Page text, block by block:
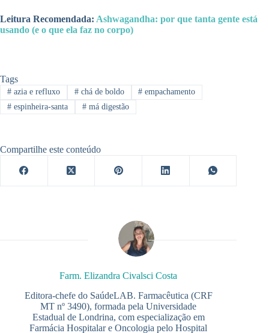
Leitura Recomendada: Ashwagandha: por que tanta gente está
usando (e o que ela faz no corpo)
Tags
#azia e refluxo #chá de boldo # empachamento
#espinheira-santa #má digestão
Compartilhe este conteúdo
Farm. Elizandra Civalsci Costa
Editora-chefe do SaúdeLAB. Farmacêutica (CRF
MT nº 3490), formada pela Universidade
Estadual de Londrina, com especialização em
Farmácia Hospitalar e Oncologia pelo Hospital